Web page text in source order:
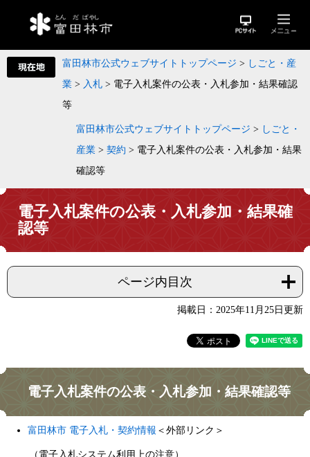
富田林市公式ウェブサイトトップページ > しごと・産
業 > 入札 > 電子入札案件の公表・入札参加・結果確認
等
富田林市公式ウェブサイトトップページ > しごと・
産業 > 契約 > 電子入札案件の公表・入札参加・結果
確認等
電子入札案件の公表・入札参加・結果確
認等
ページ内目次
掲載日：2025年11月25日更新
電子入札案件の公表・入札参加・結果確認等
富田林市 電子入札・契約情報 ＜外部リンク＞
（電子入札システム利用上の注意）